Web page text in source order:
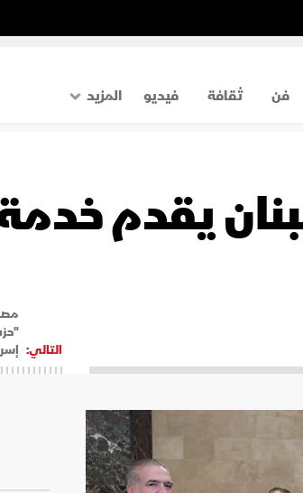
فن ثقافة فيديو
المزيد
اقتصاد
رياضةيقدم
التالي: